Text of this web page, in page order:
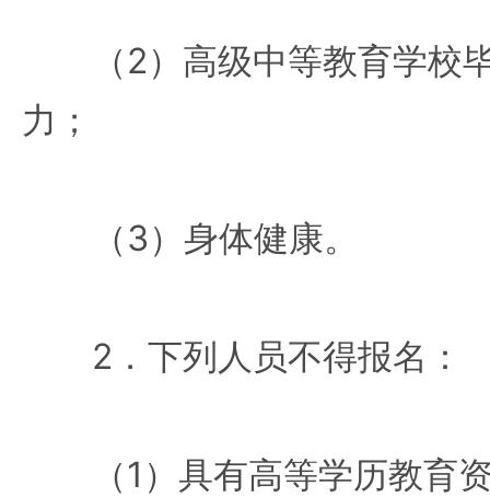
（2）高级中等教育学校
力；
（3）身体健康。
2．下列人员不得报名：
（1）具有高等学历教育资